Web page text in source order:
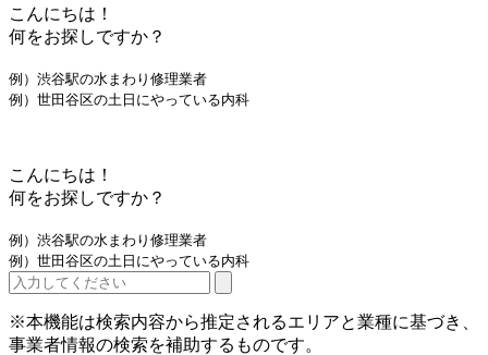
こんにちは！
何をお探しですか？
例）渋谷駅の水まわり修理業者
例）世田谷区の土日にやっている内科
こんにちは！
何をお探しですか？
例）渋谷駅の水まわり修理業者
例）世田谷区の土日にやっている内科
※本機能は検索内容から推定されるエリアと業種に基づき、
事業者情報の検索を補助するものです。